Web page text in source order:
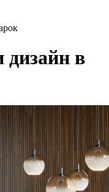
дизайн в